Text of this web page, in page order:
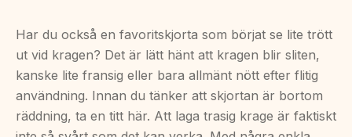
Har du också en favoritskjorta som börjat se lite trött
ut vid kragen? Det är lätt hänt att kragen blir sliten,
kanske lite fransig eller bara allmänt nött efter flitig
användning. Innan du tänker att skjortan är bortom
räddning, ta en titt här. Att laga trasig krage är faktiskt